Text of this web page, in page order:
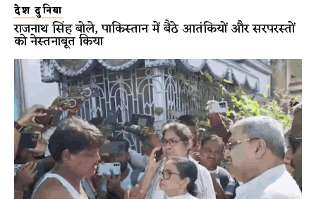
देश दुनिया
राजनाथ सिंह बोले, पाकिस्तान में बैठे आतंकियों और सरपरस्तों
को नेस्तनाबूत किया